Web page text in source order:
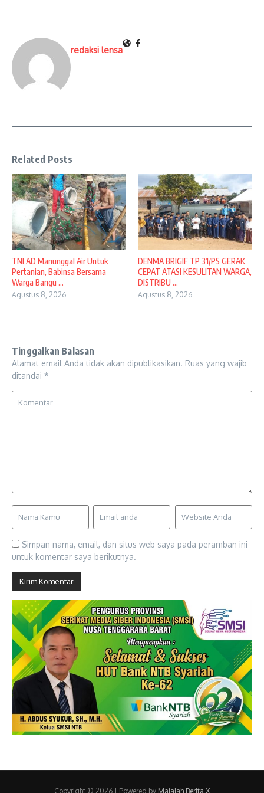
redaksi lensa
Related Posts
TNI AD Manunggal Air Untuk
Pertanian, Babinsa Bersama
Warga Bangu ...
Agustus 8, 2026
DENMA BRIGIF TP 31/PS GERAK
CEPAT ATASI KESULITAN WARGA,
DISTRIBU ...
Agustus 8, 2026
Tinggalkan Balasan
Alamat email Anda tidak akan dipublikasikan. Ruas yang wajib
ditandai *
Simpan nama, email, dan situs web saya pada peramban ini
untuk komentar saya berikutnya.
Copyright © 2026 | Powered by Majalah Berita X